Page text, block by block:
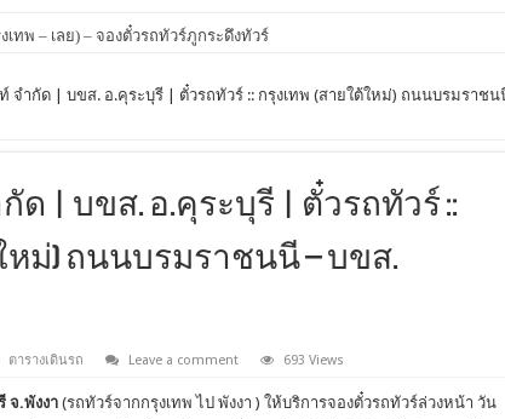
เทพ – เลย) – จองตั๋วรถทัวร์ภูกระดึงทัวร์
จำกัด | บขส. อ.คุระบุรี | ตั๋วรถทัวร์ :: กรุงเทพ (สายใต้ใหม่) ถนนบรมราชน
ด | บขส. อ.คุระบุรี | ตั๋วรถทัวร์ ::
หม่) ถนนบรมราชนนี – บขส.
ตารางเดินรถ Leave a comment 693 Views
จ.พังงา(รถทัวร์จากกรุงเทพ ไป พังงา ) ให้บริการจองตั๋วรถทัวร์ล่วงหน้า วัน